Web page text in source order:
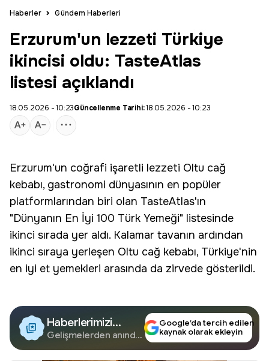
Haberler Gündem Haberleri
Erzurum'un lezzeti Türkiye
ikincisi oldu: TasteAtlas
listesi açıklandı
18.05.2026 - 10:23Güncellenme Tarihi:18.05.2026 - 10:23
Erzurum'un coğrafi işaretli lezzeti Oltu cağ
kebabı, gastronomi dünyasının en popüler
platformlarından biri olan TasteAtlas'ın
"Dünyanın En İyi 100 Türk Yemeği" listesinde
ikinci sırada yer aldı. Kalamar tavanın ardından
ikinci sıraya yerleşen Oltu cağ kebabı, Türkiye'nin
en iyi et yemekleri arasında da zirvede gösterildi.
Haberlerimizi
Google'da Takip
Edin
Gelişmelerden anında
Google’da tercih edilen
kaynak olarak ekleyin